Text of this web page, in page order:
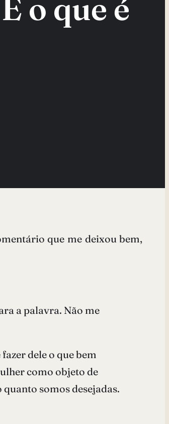
o que é
que me deixou bem,
a palavra. Não me
dele o que bem
como objeto de
somos desejadas.